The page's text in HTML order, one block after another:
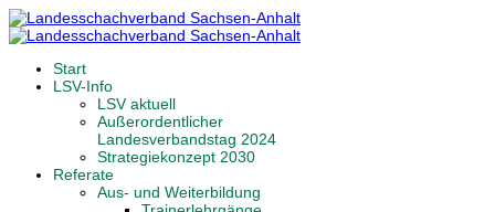
Start
LSV-Info
LSV aktuell
Außerordentlicher
Landesverbandstag 2024
Strategiekonzept 2030
Referate
Aus- und Weiterbildung